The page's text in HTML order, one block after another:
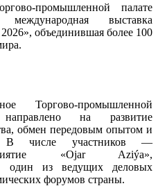
промышленной палате
международная выставка
объединившая более 100
Торгово-промышленной
на развитие
обмен передовым опытом и
В числе участников —
«Ojar Aziýa»,
один из ведущих деловых
форумов страны.